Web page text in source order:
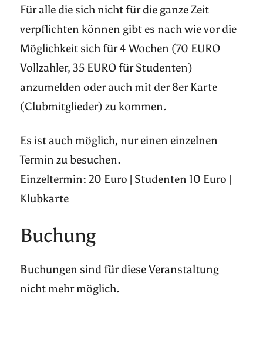
Für alle die sich nicht für die ganze Zeit
verpflichten können gibt es nach wie vor die
Möglichkeit sich für 4 Wochen (70 EURO
Vollzahler, 35 EURO für Studenten)
anzumelden oder auch mit der 8er Karte
(Clubmitglieder) zu kommen.
Es ist auch möglich, nur einen einzelnen
Termin zu besuchen.
Einzeltermin: 20 Euro | Studenten 10 Euro |
Klubkarte
Buchung
Buchungen sind für diese Veranstaltung
nicht mehr möglich.